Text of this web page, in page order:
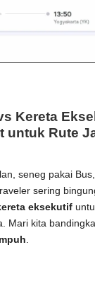
Kereta
untuk Rute
seneg pakai
sering
eksekutif
Mari kita